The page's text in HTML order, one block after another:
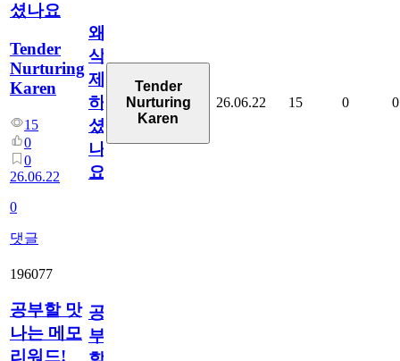
셨나요
Tender
Nurturing
Karen
15
0
0
26.06.22
0
댓글
왜
삭
제
하
셨
나
요
Tender
Nurturing
Karen
26.06.22 15 0 0
196077
공부할 맛
나는 메모
리워드!
공
부